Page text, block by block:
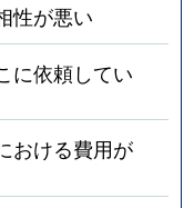
性が悪い
に依頼してい
おける費用が